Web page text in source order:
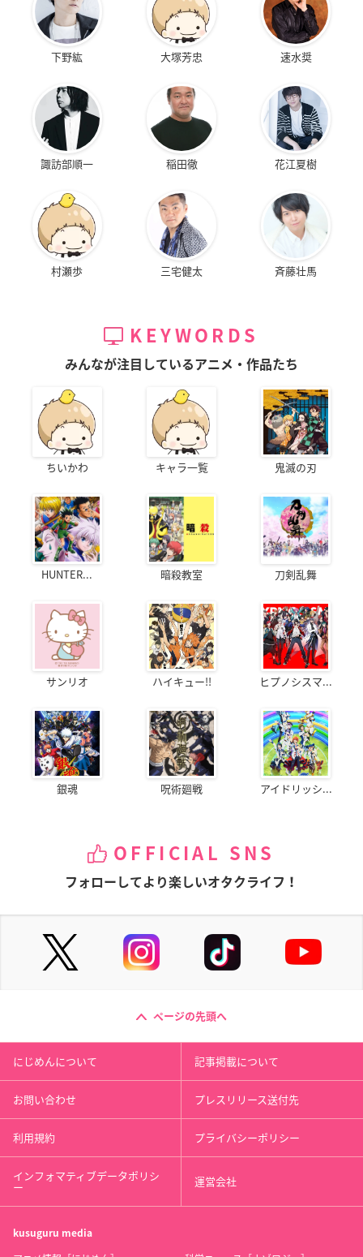
下野紘 大塚芳忠 速水奨
諏訪部順一 稲田徹 花江夏樹
村瀬歩 三宅健太 斉藤壮馬
KEYWORDS
みんなが注目しているアニメ・作品たち
ちいかわ キャラ一覧 鬼滅の刃
HUNTER... 暗殺教室 刀剣乱舞
サンリオ ハイキュー!! ヒプノシスマ...
銀魂 呪術廻戦 アイドリッシ...
OFFICIAL SNS
フォローしてより楽しいオタクライフ！
ページの先頭へ
にじめんについて 記事掲載について
お問い合わせ プレスリリース送付先
利用規約 プライバシーポリシー
インフォマティブデータポリシ
ー 運営会社
kusuguru media